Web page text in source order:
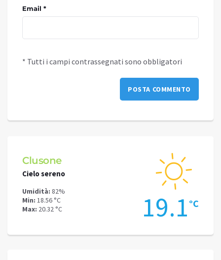
Email *
* Tutti i campi contrassegnati sono obbligatori
Clusone
Cielo sereno
Umidità: 82%
Min: 18.56 °C
Max: 20.32 °C 19.1 °C